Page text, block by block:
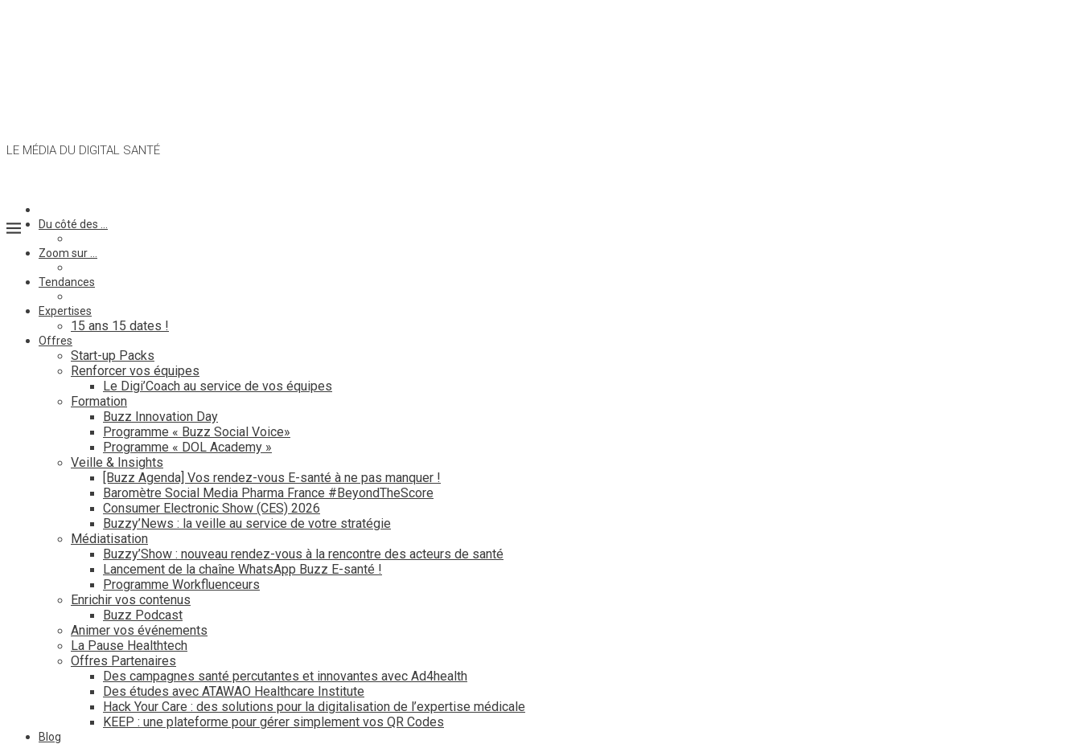
LE MÉDIA DU DIGITAL SANTÉ
Du côté des …
Zoom sur …
Tendances
Expertises
15 ans 15 dates !
Offres
Start-up Packs
Renforcer vos équipes
Le Digi’Coach au service de vos équipes
Formation
Buzz Innovation Day
Programme « Buzz Social Voice»
Programme « DOL Academy »
Veille & Insights
[Buzz Agenda] Vos rendez-vous E-santé à ne pas manquer !
Baromètre Social Media Pharma France #BeyondTheScore
Consumer Electronic Show (CES) 2026
Buzzy’News : la veille au service de votre stratégie
Médiatisation
Buzzy’Show : nouveau rendez-vous à la rencontre des acteurs de santé
Lancement de la chaîne WhatsApp Buzz E-santé !
Programme Workfluenceurs
Enrichir vos contenus
Buzz Podcast
Animer vos événements
La Pause Healthtech
Offres Partenaires
Des campagnes santé percutantes et innovantes avec Ad4health
Des études avec ATAWAO Healthcare Institute
Hack Your Care : des solutions pour la digitalisation de l’expertise médicale
KEEP : une plateforme pour gérer simplement vos QR Codes
Blog